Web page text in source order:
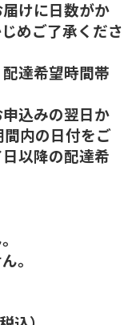
けに日数がか
めご了承くださ
達希望時間帯
込みの翌日か
内の日付をご
以降の配達希
。